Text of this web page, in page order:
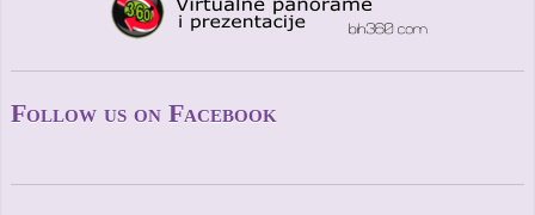
Follow us on Facebook